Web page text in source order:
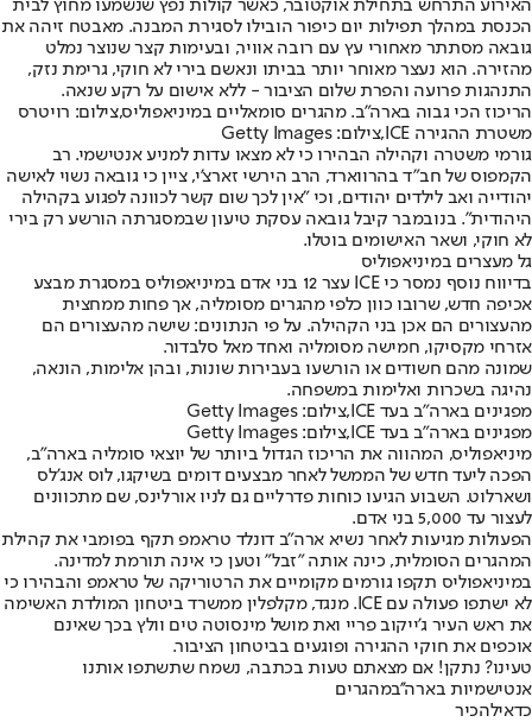
האירוע התרחש בתחילת אוקטובר, כאשר קולות נפץ שנשמעו מחוץ לבית
הכנסת במהלך תפילות יום כיפור הובילו לסגירת המבנה. מאבטח זיהה את
גובאה מסתתר מאחורי עץ עם רובה אוויר, ובעימות קצר שנוצר נמלט
מהזירה. הוא נעצר מאוחר יותר בביתו ונאשם בירי לא חוקי, גרימת נזק,
התנהגות פרועה והפרת שלום הציבור - ללא אישום על רקע שנאה.
הריכוז הכי גבוה בארה"ב. מהגרים סומאליים במיניאפוליס,צילום: רויטרס
משטרת ההגירה ICE,צילום: Getty Images
גורמי משטרה וקהילה הבהירו כי לא מצאו עדות למניע אנטישמי. רב
הקמפוס של חב"ד בהרווארד, הרב הירשי זארצ’י, ציין כי גובאה נשוי לאישה
יהודייה ואב לילדים יהודים, וכי "אין לכך שום קשר לכוונה לפגוע בקהילה
היהודית". בנובמבר קיבל גובאה עסקת טיעון שבמסגרתה הורשע רק בירי
לא חוקי, ושאר האישומים בוטלו.
גל מעצרים במיניאפוליס
בדיווח נוסף נמסר כי ICE עצר 12 בני אדם במיניאפוליס במסגרת מבצע
אכיפה חדש, שרובו כוון כלפי מהגרים מסומליה, אך פחות ממחצית
מהעצורים הם אכן בני הקהילה. על פי הנתונים: שישה מהעצורים הם
אזרחי מקסיקו, חמישה מסומליה ואחד מאל סלבדור.
שמונה מהם חשודים או הורשעו בעבירות שונות, ובהן אלימות, הונאה,
נהיגה בשכרות ואלימות במשפחה.
מפגינים בארה"ב בעד ICE,צילום: Getty Images
מפגינים בארה"ב בעד ICE,צילום: Getty Images
מיניאפוליס, המהווה את הריכוז הגדול ביותר של יוצאי סומליה בארה"ב,
הפכה ליעד חדש של הממשל לאחר מבצעים דומים בשיקגו, לוס אנג'לס
ושארלוט. השבוע הגיעו כוחות פדרליים גם לניו אורלינס, שם מתכוונים
לעצור עד 5,000 בני אדם.
הפעולות מגיעות לאחר נשיא ארה"ב דונלד טראמפ תקף בפומבי את קהילת
המהגרים הסומלית, כינה אותה "זבל" וטען כי אינה תורמת למדינה.
במיניאפוליס תקפו גורמים מקומיים את הרטוריקה של טראמפ והבהירו כי
לא ישתפו פעולה עם ICE. מנגד, מקלפלין ממשרד ביטחון המולדת האשימה
את ראש העיר ג'ייקוב פריי ואת מושל מינסוטה טים וולץ בכך שאינם
אוכפים את חוקי ההגירה ופוגעים בביטחון הציבור.
טעינו? נתקן! אם מצאתם טעות בכתבה, נשמח שתשתפו אותנו
אנטישמיות בארה''במהגרים
כדאילהכיר